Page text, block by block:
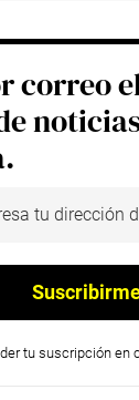
correo
tu suscripción en